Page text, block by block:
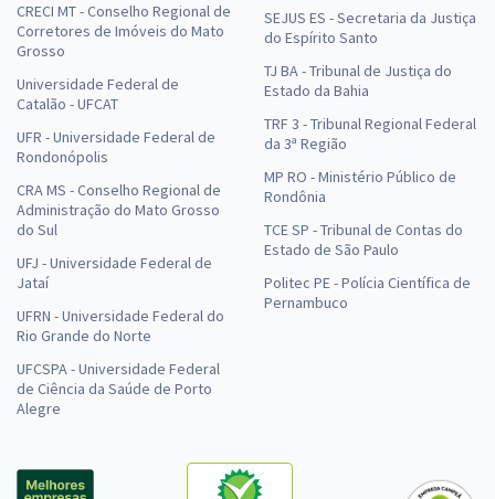
CRECI MT - Conselho Regional de
Corretores de Imóveis do Mato
Grosso
Universidade Federal de
Catalão - UFCAT
UFR - Universidade Federal de
Rondonópolis
CRA MS - Conselho Regional de
Administração do Mato Grosso
do Sul
UFJ - Universidade Federal de
Jataí
UFRN - Universidade Federal do
Rio Grande do Norte
UFCSPA - Universidade Federal
de Ciência da Saúde de Porto
Alegre
SEJUS ES - Secretaria da Justiça
do Espírito Santo
TJ BA - Tribunal de Justiça do
Estado da Bahia
TRF 3 - Tribunal Regional Federal
da 3ª Região
MP RO - Ministério Público de
Rondônia
TCE SP - Tribunal de Contas do
Estado de São Paulo
Politec PE - Polícia Científica de
Pernambuco